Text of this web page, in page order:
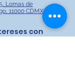
Lomas de
11000 CDMX,
con